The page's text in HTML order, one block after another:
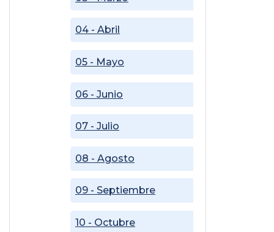
04 - Abril
05 - Mayo
06 - Junio
07 - Julio
08 - Agosto
09 - Septiembre
10 - Octubre